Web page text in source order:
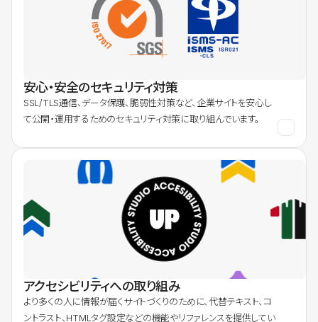
安心・安全のセキュリティ対策
SSL/TLS通信、データ保護、脆弱性対策など、企業サイトを安心し
て公開・運用するためのセキュリティ対策に取り組んでいます。
アクセシビリティへの取り組み
より多くの人に情報が届くサイトづくりのために、代替テキスト、コ
ントラスト、HTMLタグ設定などの機能やリファレンスを提供してい